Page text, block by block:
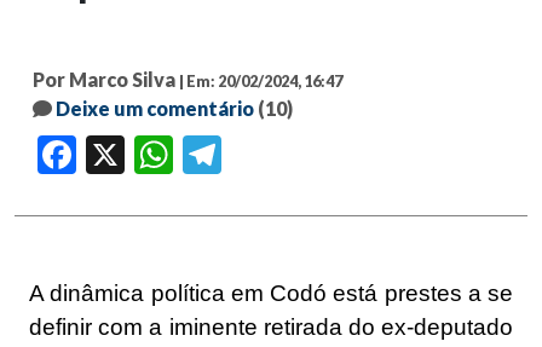
Por Marco Silva | Em: 20/02/2024, 16:47
Deixe um comentário (10)
Facebook WhatsApp
A dinâmica política em Codó está prestes a se
definir com a iminente retirada do ex-deputado